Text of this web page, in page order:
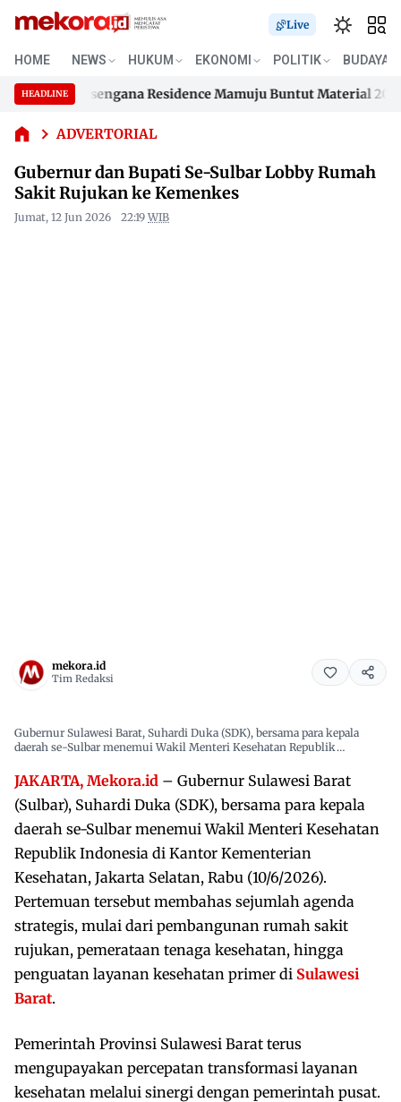
Live
HOME NEWS HUKUM EKONOMI POLITIK BUDAYA
HEADLINE
Samusengana Residence Mamuju Buntut Material 200 Juta
Samusengana Residence Mamuju Buntut Material 200 Juta
ADVERTORIAL
dan
Bupati Se-
Sulbar
Rumah
Sakit
Rujukan
ke
Kemenkes
Gubernur dan Bupati Se-Sulbar Lobby Rumah
Sakit Rujukan ke Kemenkes
Jumat, 12 Jun 2026 22:19 WIB
mekora.id
Tim Redaksi
Gubernur Sulawesi Barat, Suhardi Duka (SDK), bersama para kepala
daerah se-Sulbar menemui Wakil Menteri Kesehatan Republik
JAKARTA, Mekora.id – Gubernur Sulawesi Barat
(Sulbar), Suhardi Duka (SDK), bersama para kepala
daerah se-Sulbar menemui Wakil Menteri Kesehatan
Republik Indonesia di Kantor Kementerian
Kesehatan, Jakarta Selatan, Rabu (10/6/2026).
Pertemuan tersebut membahas sejumlah agenda
strategis, mulai dari pembangunan rumah sakit
rujukan, pemerataan tenaga kesehatan, hingga
penguatan layanan kesehatan primer di Sulawesi
Barat.
Pemerintah Provinsi Sulawesi Barat terus
mengupayakan percepatan transformasi layanan
kesehatan melalui sinergi dengan pemerintah pusat.